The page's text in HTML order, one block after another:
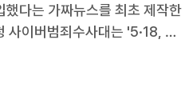
다는 가짜뉴스를 최초 제작한
사이버범죄수사대는 '5·18, 북
20대 남성을 지난 3일 검거했